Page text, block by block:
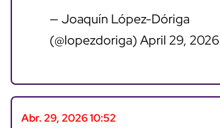
— Joaquín López-Dóriga
(@lopezdoriga) April 29, 2026
Abr. 29, 2026 10:52